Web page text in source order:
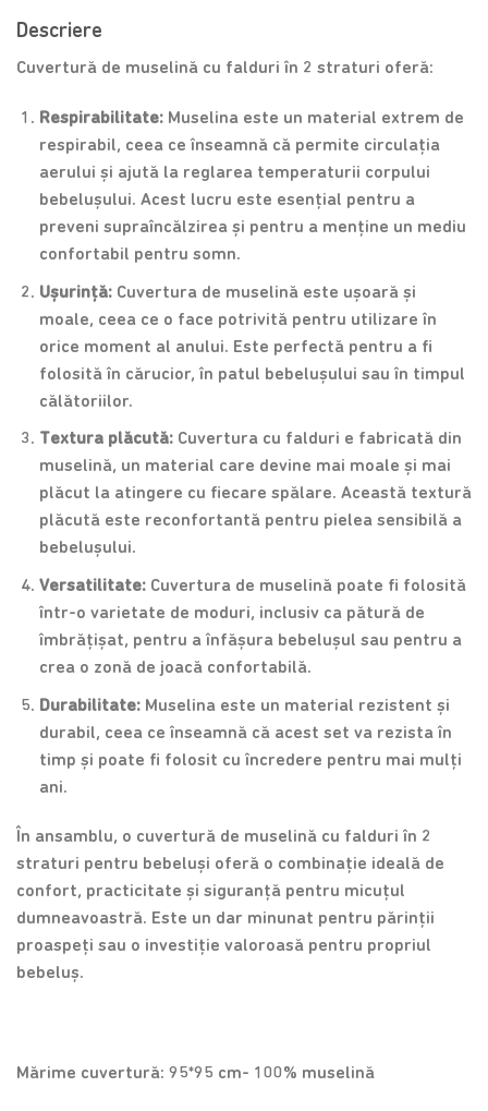
Descriere
Cuvertură de muselină cu falduri în 2 straturi oferă:
Respirabilitate:Muselina este un material extrem de
respirabil, ceea ce înseamnă că permite circulația
aerului și ajută la reglarea temperaturii corpului
bebelușului. Acest lucru este esențial pentru a
preveni supraîncălzirea și pentru a menține un mediu
confortabil pentru somn.
Ușurință:Cuvertura de muselină este ușoară și
moale, ceea ce o face potrivită pentru utilizare în
orice moment al anului. Este perfectă pentru a fi
folosită în cărucior, în patul bebelușului sau în timpul
călătoriilor.
Textura plăcută:Cuvertura cu falduri e fabricată din
muselină, un material care devine mai moale și mai
plăcut la atingere cu fiecare spălare. Această textură
plăcută este reconfortantă pentru pielea sensibilă a
bebelușului.
Versatilitate:Cuvertura de muselină poate fi folosită
într-o varietate de moduri, inclusiv ca pătură de
îmbrățișat, pentru a înfășura bebelușul sau pentru a
crea o zonă de joacă confortabilă.
Durabilitate:Muselina este un material rezistent și
durabil, ceea ce înseamnă că acest set va rezista în
timp și poate fi folosit cu încredere pentru mai mulți
ani.
În ansamblu, o cuvertură de muselină cu falduri în 2
straturi pentru bebeluși oferă o combinație ideală de
confort, practicitate și siguranță pentru micuțul
dumneavoastră. Este un dar minunat pentru părinții
proaspeți sau o investiție valoroasă pentru propriul
bebeluș.
Mărime cuvertură: 95*95 cm- 100% muselină